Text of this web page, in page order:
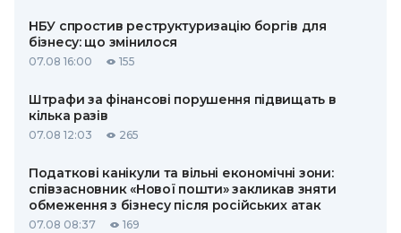
НБУ спростив реструктуризацію боргів для
бізнесу: що змінилося
07.08 16:00 155
Штрафи за фінансові порушення підвищать в
кілька разів
07.08 12:03 265
Податкові канікули та вільні економічні зони:
співзасновник «Нової пошти» закликав зняти
обмеження з бізнесу після російських атак
07.08 08:37 169